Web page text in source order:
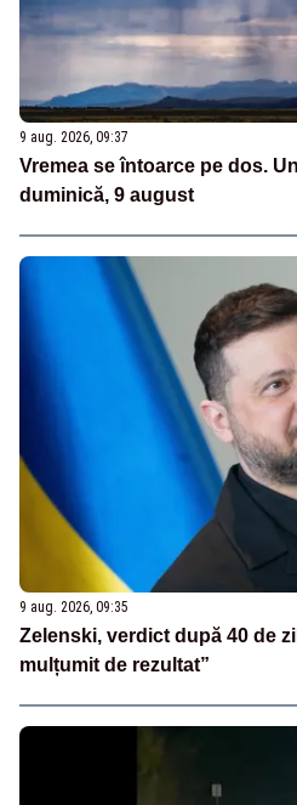
9 aug. 2026, 09:37
Vremea se întoarce pe dos.
duminică, 9 august
9 aug. 2026, 09:35
Zelenski, verdict după 40 de
mulțumit de rezultat”